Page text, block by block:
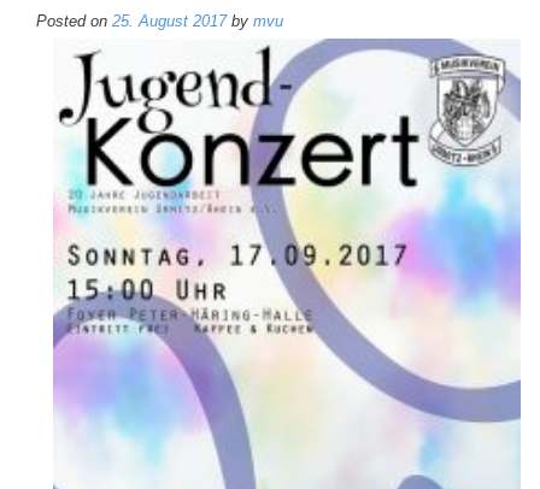
Posted on 25. August 2017by mvu